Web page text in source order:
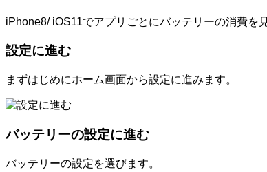
iPhone8/ iOS11でアプリごとにバッテリーの消費を
設定に進む
まずはじめにホーム画面から設定に進みます。
バッテリーの設定に進む
バッテリーの設定を選びます。